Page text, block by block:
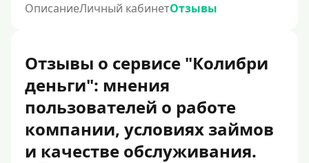
ОписаниеЛичный кабинетОтзывы
Отзывы о сервисе "Колибри
деньги": мнения
пользователей о работе
компании, условиях займов
и качестве обслуживания.